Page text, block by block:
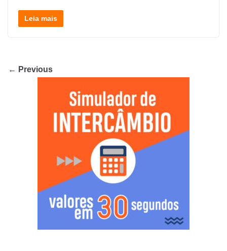
Leia mais
← Previous